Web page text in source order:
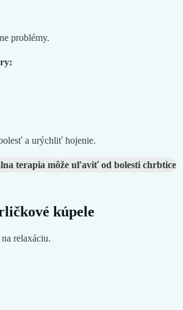
problémy.
a urýchliť hojenie.
terapia môže uľaviť od bolesti chrbtice
kúpele
relaxáciu.